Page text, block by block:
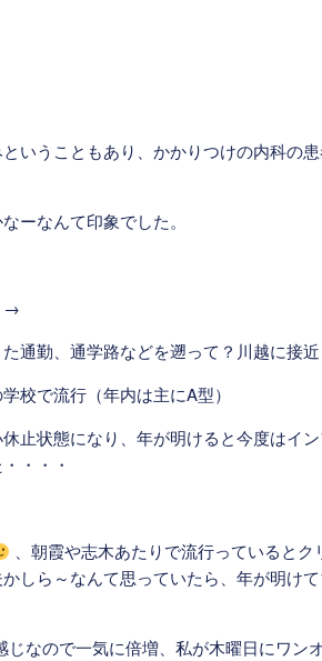
いうこともあり、かかりつけの内科の
ーなんて印象でした。
→
通勤、通学路などを遡って？川越に接
校で流行（年内は主にA型）
止状態になり、年が明けると今度はイ
・・・
、朝霞や志木あたりで流行っていると
しら～なんて思っていたら、年が明け
なので一気に倍増、私が木曜日にワン